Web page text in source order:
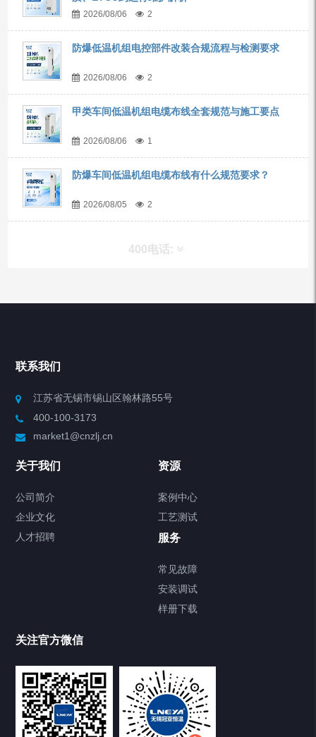
2026/08/06 2
防爆低温机组电控部件改装合规流程与检测要求
2026/08/06 2
甲类车间低温机组电缆布线全套规范与施工要点
2026/08/06 1
防爆车间低温机组电缆布线有什么规范要求？
2026/08/05 2
400电话:
制冷加热动态控温系统
Chiller气体控温系统
Chamber试验箱
TCU温度控制单元
VOCs冷凝回收装置
联系我们
江苏省无锡市锡山区翰林路55号
400-100-3173
market1@cnzlj.cn
关于我们
公司简介
企业文化
人才招聘
资源
案例中心
工艺测试
服务
常见故障
安装调试
样册下载
关注官方微信